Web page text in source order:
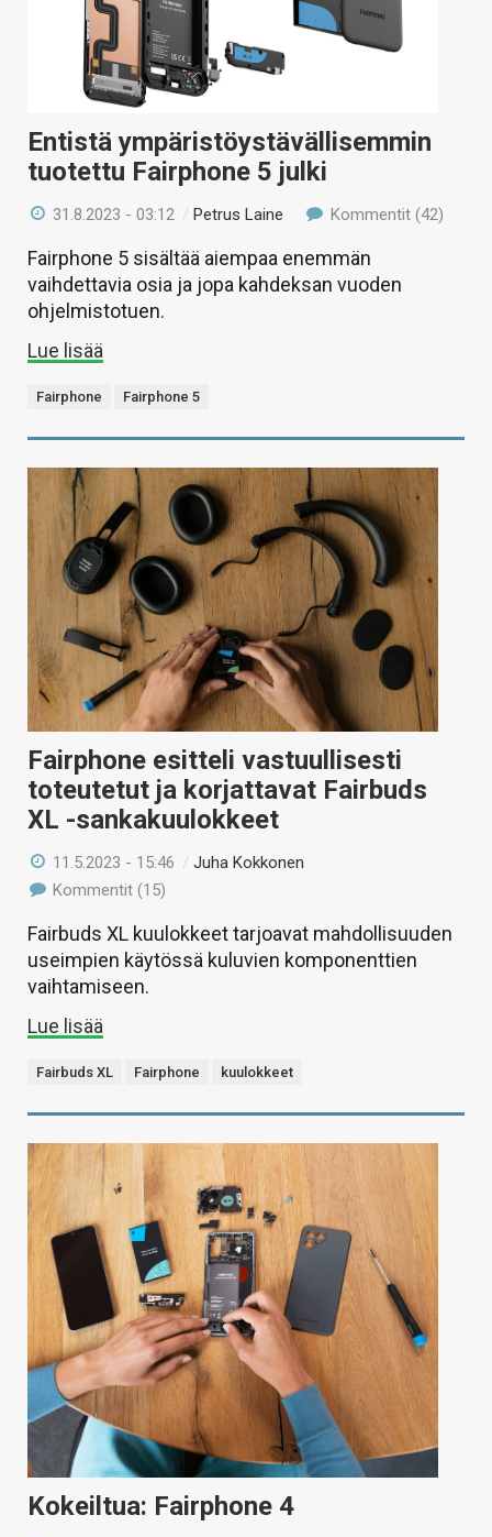
Entistä ympäristöystävällisemmin
tuotettu Fairphone 5 julki
31.8.2023 - 03:12 /Petrus Laine Kommentit (42)
Fairphone 5 sisältää aiempaa enemmän
vaihdettavia osia ja jopa kahdeksan vuoden
ohjelmistotuen.
Lue lisää
Fairphone Fairphone 5
Fairphone esitteli vastuullisesti
toteutetut ja korjattavat Fairbuds
XL -sankakuulokkeet
11.5.2023 - 15:46 /Juha Kokkonen
Kommentit (15)
Fairbuds XL kuulokkeet tarjoavat mahdollisuuden
useimpien käytössä kuluvien komponenttien
vaihtamiseen.
Lue lisää
Fairbuds XL Fairphone kuulokkeet
Kokeiltua: Fairphone 4